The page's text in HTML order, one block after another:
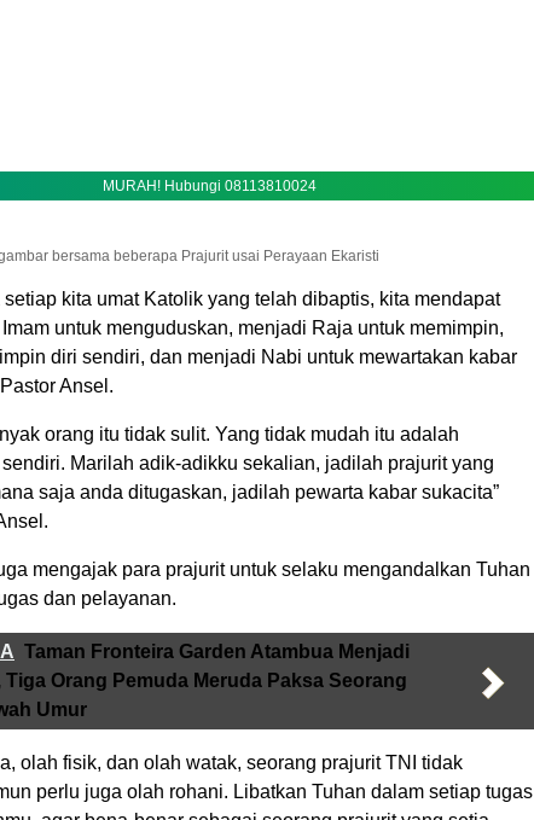
MURAH! Hubungi 08113810024
bersama beberapa Prajurit usai Perayaan Ekaristi
setiap kita umat Katolik yang telah dibaptis, kita mendapat
untuk menguduskan, menjadi Raja untuk memimpin,
diri sendiri, dan menjadi Nabi untuk mewartakan kabar
Ansel.
orang itu tidak sulit. Yang tidak mudah itu adalah
Marilah adik-adikku sekalian, jadilah prajurit yang
saja anda ditugaskan, jadilah pewarta kabar sukacita”
mengajak para prajurit untuk selaku mengandalkan Tuhan
dan pelayanan.
Taman Fronteira Garden Atambua Menjadi
Orang Pemuda Meruda Paksa Seorang
Umur
olah fisik, dan olah watak, seorang prajurit TNI tidak
perlu juga olah rohani. Libatkan Tuhan dalam setiap tugas